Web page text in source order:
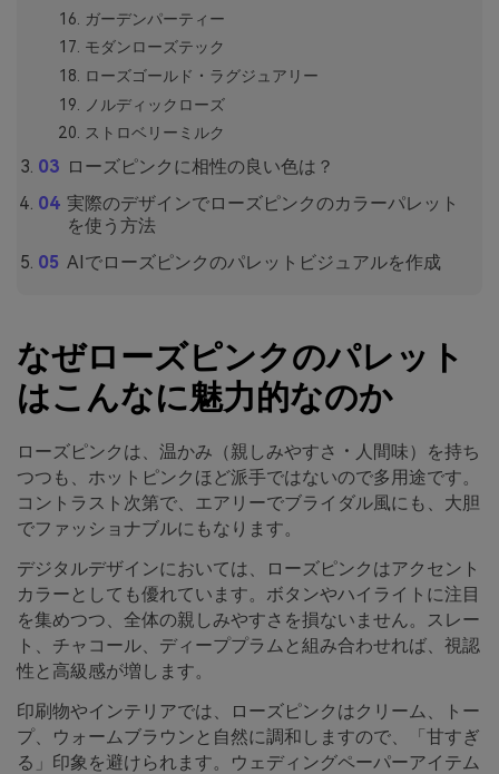
ガーデンパーティー
モダンローズテック
ローズゴールド・ラグジュアリー
ノルディックローズ
ストロベリーミルク
ローズピンクに相性の良い色は？
実際のデザインでローズピンクのカラーパレット
を使う方法
AIでローズピンクのパレットビジュアルを作成
なぜローズピンクのパレット
はこんなに魅力的なのか
ローズピンクは、温かみ（親しみやすさ・人間味）を持ち
つつも、ホットピンクほど派手ではないので多用途です。
コントラスト次第で、エアリーでブライダル風にも、大胆
でファッショナブルにもなります。
デジタルデザインにおいては、ローズピンクはアクセント
カラーとしても優れています。ボタンやハイライトに注目
を集めつつ、全体の親しみやすさを損ないません。スレー
ト、チャコール、ディーププラムと組み合わせれば、視認
性と高級感が増します。
印刷物やインテリアでは、ローズピンクはクリーム、トー
プ、ウォームブラウンと自然に調和しますので、「甘すぎ
る」印象を避けられます。ウェディングペーパーアイテム